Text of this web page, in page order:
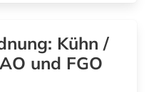
Kühn /
von Wedelstädt AO und FGO